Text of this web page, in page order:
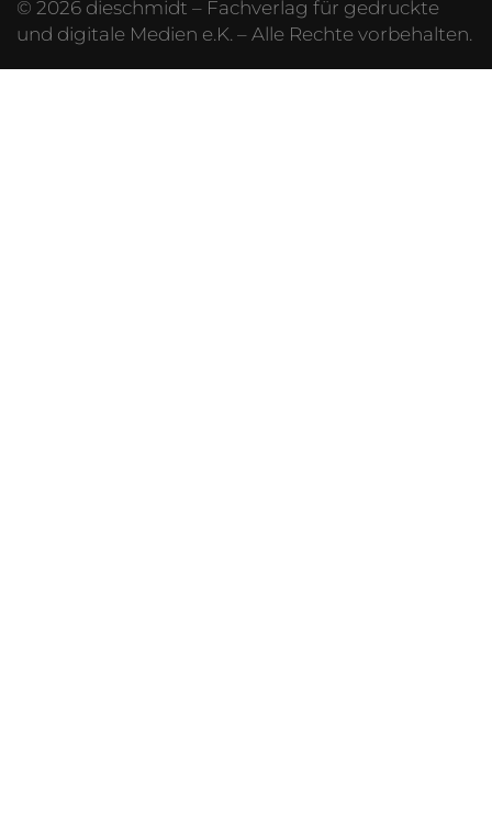
© 2026 dieschmidt – Fachverlag für gedruckte
und digitale Medien e.K. – Alle Rechte vorbehalten.